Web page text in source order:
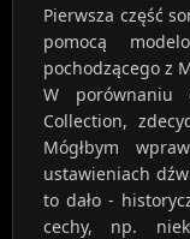
Pierwsza część
pomocą
pochodzącego z
W porównaniu
Collection,
Mógłbym
ustawieniach
to dało -
cechy, np.